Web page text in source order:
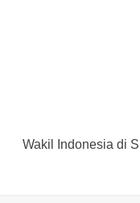
Wakil Indonesia di